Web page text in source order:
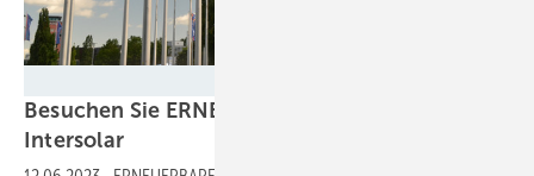
Besuchen Sie ERNEUERBARE ENERGIEN auf der
Intersolar